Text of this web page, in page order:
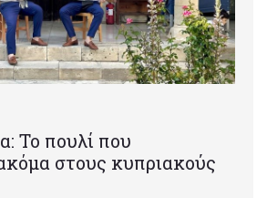
Το πουλί που
στους κυπριακούς